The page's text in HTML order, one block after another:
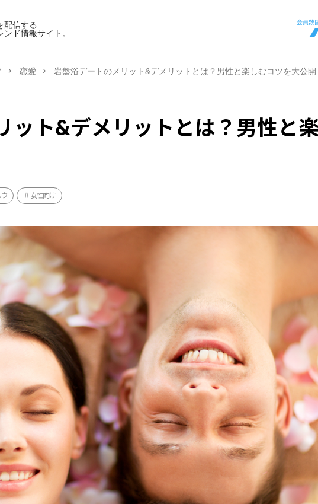
配信する
ド情報サイト。
恋愛 岩盤浴デートのメリット&デメリットとは？男性と楽しむコツを大公開
ット&デメリットとは？男性と
ウ 女性向け